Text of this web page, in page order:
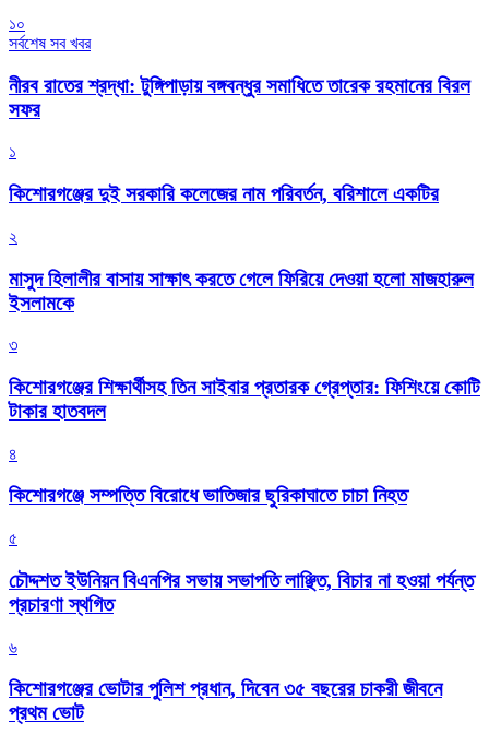
১০
সর্বশেষ সব খবর
নীরব রাতের শ্রদ্ধা: টুঙ্গিপাড়ায় বঙ্গবন্ধুর সমাধিতে তারেক রহমানের বিরল
সফর
১
কিশোরগঞ্জের দুই সরকারি কলেজের নাম পরিবর্তন, বরিশালে একটির
২
মাসুদ হিলালীর বাসায় সাক্ষাৎ করতে গেলে ফিরিয়ে দেওয়া হলো মাজহারুল
ইসলামকে
৩
কিশোরগঞ্জের শিক্ষার্থীসহ তিন সাইবার প্রতারক গ্রেপ্তার: ফিশিংয়ে কোটি
টাকার হাতবদল
৪
কিশোরগঞ্জে সম্পত্তি বিরোধে ভাতিজার ছুরিকাঘাতে চাচা নিহত
৫
চৌদ্দশত ইউনিয়ন বিএনপির সভায় সভাপতি লাঞ্ছিত, বিচার না হওয়া পর্যন্ত
প্রচারণা স্থগিত
৬
কিশোরগঞ্জের ভোটার পুলিশ প্রধান, দিবেন ৩৫ বছরের চাকরী জীবনে
প্রথম ভোট